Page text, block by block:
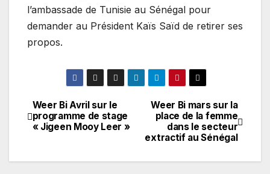
l’ambassade de Tunisie au Sénégal pour
demander au Président Kaïs Saïd de retirer ses
propos.
Navigation
de
l’article
Weer Bi mars sur la
place de la femme
dans le secteur
extractif au Sénégal
Weer Bi Avril sur le
programme de stage
« Jigeen Mooy Leer »